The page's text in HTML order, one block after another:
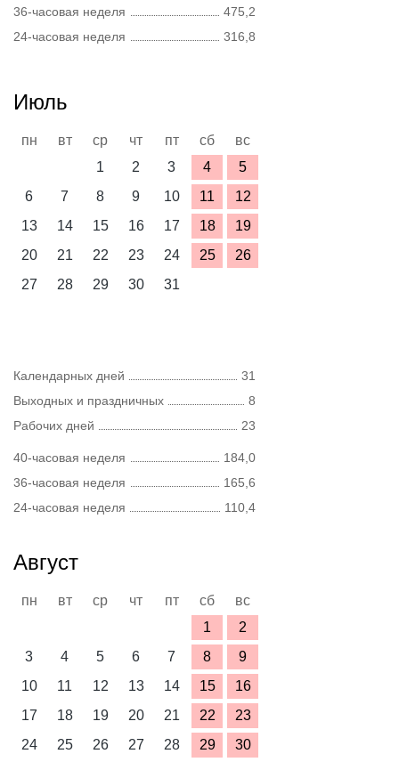
36-часовая неделя
475,2
24-часовая неделя
316,8
Июль
пн вт ср чт пт сб
вс
1
2 3 4
5
6
7 8 9 10 11
12
13
14 15 16 17 18
19
20
21 22 23 24 25
26
27
28 29 30 31
Календарных дней
31
Выходных и праздничных
8
Рабочих дней
23
40-часовая неделя
184,0
36-часовая неделя
165,6
24-часовая неделя
110,4
Август
пн вт ср чт пт сб
вс
1
2
3
4 5 6 7 8
9
10
11 12 13 14 15
16
17
18 19 20 21 22
23
24
25 26 27 28 29
30